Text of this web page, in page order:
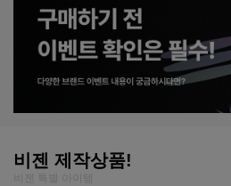
비젠 제작상품!
비젠 특별 아이템